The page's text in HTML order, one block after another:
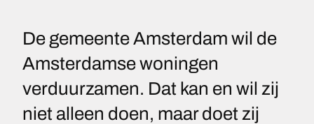
De gemeente Amsterdam wil de
Amsterdamse woningen
verduurzamen. Dat kan en wil zij
niet alleen doen, maar doet zij